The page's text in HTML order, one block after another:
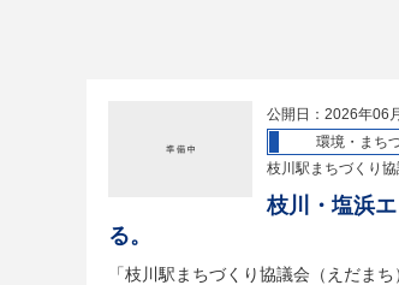
公開日：2026年06
環境・まち
枝川駅まちづくり
枝川・塩浜
る。
「枝川駅まちづくり協議会（えだま